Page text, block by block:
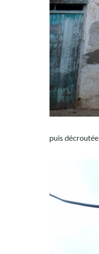
puis décroutée,